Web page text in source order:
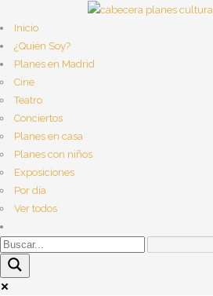
Inicio
¿Quién Soy?
Planes en Madrid
Cine
Teatro
Conciertos
Planes en casa
Planes con niños
Exposiciones
Por día
Ver todos